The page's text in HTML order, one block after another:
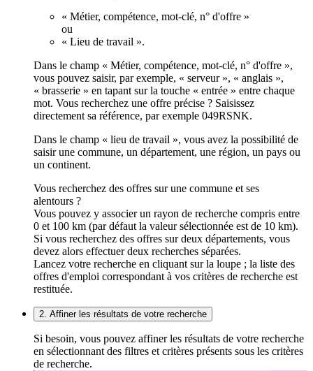
« Métier, compétence, mot-clé, n° d'offre »
ou
« Lieu de travail ».
Dans le champ « Métier, compétence, mot-clé, n° d'offre »,
vous pouvez saisir, par exemple, « serveur », « anglais »,
« brasserie » en tapant sur la touche « entrée » entre chaque
mot. Vous recherchez une offre précise ? Saisissez
directement sa référence, par exemple 049RSNK.
Dans le champ « lieu de travail », vous avez la possibilité de
saisir une commune, un département, une région, un pays ou
un continent.
Vous recherchez des offres sur une commune et ses
alentours ?
Vous pouvez y associer un rayon de recherche compris entre
0 et 100 km (par défaut la valeur sélectionnée est de 10 km).
Si vous recherchez des offres sur deux départements, vous
devez alors effectuer deux recherches séparées.
Lancez votre recherche en cliquant sur la loupe ; la liste des
offres d'emploi correspondant à vos critères de recherche est
restituée.
2. Affiner les résultats de votre recherche
Si besoin, vous pouvez affiner les résultats de votre recherche
en sélectionnant des filtres et critères présents sous les critères
de recherche.